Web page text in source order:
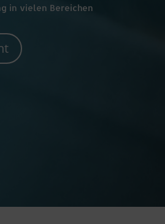
in vielen Bereichen